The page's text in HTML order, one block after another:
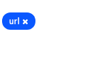
url